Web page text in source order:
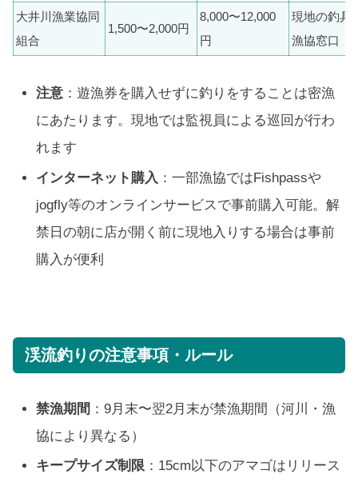
大井川漁業協同
組合
1,500〜2,000円
8,000〜12,000
円
現地の釣具
漁協窓口
注意 ：遊漁券を購入せずに釣りをすることは密漁
にあたります。現地では監視員による巡回が行わ
れます
インターネット購入 ：一部漁協ではFishpassや
jogfly等のオンラインサービスで事前購入可能。解
禁日の朝に店が開く前に現地入りする場合は事前
購入が便利
渓流釣りの注意事項・ルール
禁漁期間 ：9月末〜翌2月末が禁漁期間（河川・漁
協により異なる）
キープサイズ制限 ：15cm以下のアマゴはリリース